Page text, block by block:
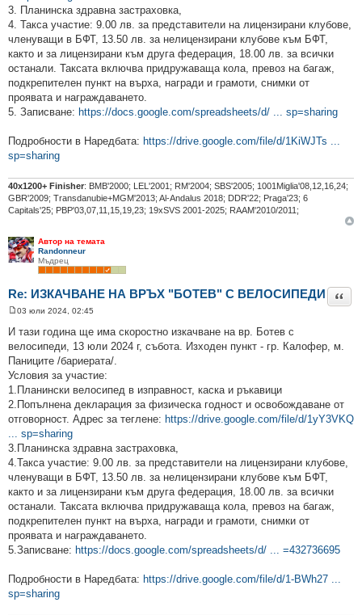
3. Планинска здравна застраховка,
4. Такса участие: 9.00 лв. за представители на лицензирани клубове,
членуващи в БФТ, 13.50 лв. за нелицензирани клубове към БФТ,
както и за лицензирани към друга федерация, 18.00 лв. за всички
останали. Таксата включва придружаваща кола, превоз на багаж,
подкрепителен пункт на върха, награди и грамоти, снимки от
проявата и награждаването.
5. Записване: https://docs.google.com/spreadsheets/d/ ... sp=sharing
Подробности в Наредбата: https://drive.google.com/file/d/1KiWJTs ...
sp=sharing
40х1200+ Finisher: BMB'2000; LEL'2001; RM'2004; SBS'2005; 1001Miglia'08,12,16,24;
GBR'2009; Transdanubie+MGM'2013; Al-Andalus 2018; DDR'22; Praga'23; 6
Capitals'25; PBP'03,07,11,15,19,23; 19xSVS 2001-2025; RAAM'2010/2011;
Автор на темата
Randonneur
Мъдрец
Re: ИЗКАЧВАНЕ НА ВРЪХ "БОТЕВ" С ВЕЛОСИПЕДИ
е
н
е
03 юли 2024, 02:45
И тази година ще има скоростно изкачване на вр. Ботев с
велосипеди, 13 юли 2024 г, събота. Изходен пункт - гр. Калофер, м.
Паниците /бариерата/.
Условия за участие:
1.Планински велосипед в изправност, каска и ръкавици
2.Попълнена декларация за физическа годност и освобождаване от
отговорност. Адрес за теглене: https://drive.google.com/file/d/1yY3VKQ
... sp=sharing
3.Планинска здравна застраховка,
4.Такса участие: 9.00 лв. за представители на лицензирани клубове,
членуващи в БФТ, 13.50 лв. за нелицензирани клубове към БФТ,
както и за лицензирани към друга федерация, 18.00 лв. за всички
останали. Таксата включва придружаваща кола, превоз на багаж,
подкрепителен пункт на върха, награди и грамоти, снимки от
проявата и награждаването.
5.Записване: https://docs.google.com/spreadsheets/d/ ... =432736695
Подробности в Наредбата: https://drive.google.com/file/d/1-BWh27 ...
sp=sharing